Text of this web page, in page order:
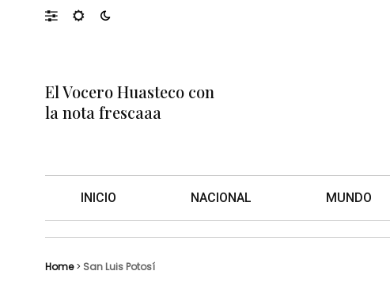
El Vocero Huasteco con
la nota frescaaa
INICIO NACIONAL MUNDO
Home> San Luis Potosí